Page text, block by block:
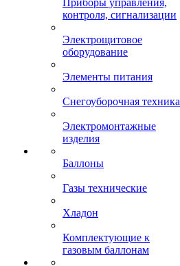
Приборы управления,
контроля, сигнализации
Электрощитовое
оборудование
Элементы питания
Снегоуборочная техника
Электромонтажные
изделия
Баллоны
Газы технические
Хладон
Комплектующие к
газовым баллонам